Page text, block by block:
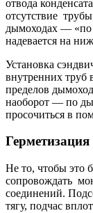
отвода
отсутствие
дымоходах — «по
надевается на
Установка
внутренних труб
пределов
наоборот — по
просочиться в
Герметизация
Не то, чтобы это
сопровождать
соединений.
тягу, подчас